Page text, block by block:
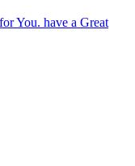
You. have a Great